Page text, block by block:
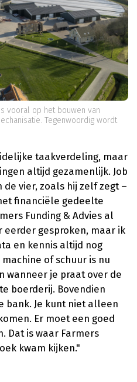
vooral op het bouwen van
Tegenwoordig wordt
taakverdeling, maar
altijd gezamenlijk. Job
vier, zoals hij zelf zegt –
financiële gedeelte
Funding & Advies al
eerder gesproken, maar ik
en kennis altijd nog
of schuur is nu
wanneer je praat over de
boerderij. Bovendien
bank. Je kunt niet alleen
Er moet een goed
Dat is waar Farmers
kwam kijken."